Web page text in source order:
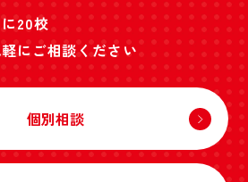
20校
にご相談ください
個別相談